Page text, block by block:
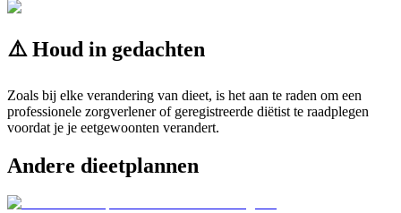
⚠️ Houd in gedachten
Zoals bij elke verandering van dieet, is het aan te raden om een
professionele zorgverlener of geregistreerde diëtist te raadplegen
voordat je je eetgewoonten verandert.
Andere dieetplannen